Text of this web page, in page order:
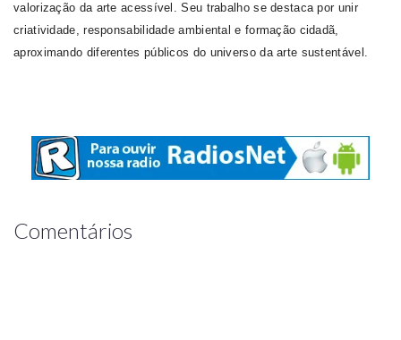
valorização da arte acessível. Seu trabalho se destaca por unir
criatividade, responsabilidade ambiental e formação cidadã,
aproximando diferentes públicos do universo da arte sustentável.
Comentários